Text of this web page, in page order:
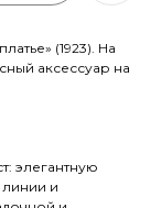
(1923). На
аксессуар на
элегантную
линии и